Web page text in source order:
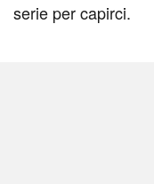
serie per capirci.